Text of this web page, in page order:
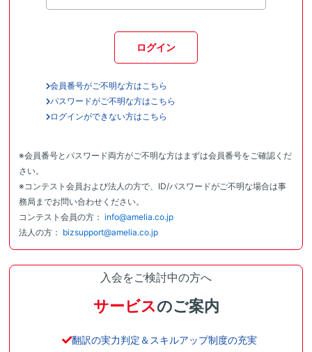
ログイン
会員番号がご不明な方はこちら
パスワードがご不明な方はこちら
ログインができない方はこちら
※会員番号とパスワード両方がご不明な方はまずは会員番号をご確認くだ
さい。
※コンテスト会員および法人の方で、ID/パスワードがご不明な場合は事
務局までお問い合わせください。
コンテスト会員の方： info@amelia.co.jp
法人の方： bizsupport@amelia.co.jp
入会をご検討中の方へ
サービスのご案内
翻訳の実力判定＆スキルアップ制度の充実